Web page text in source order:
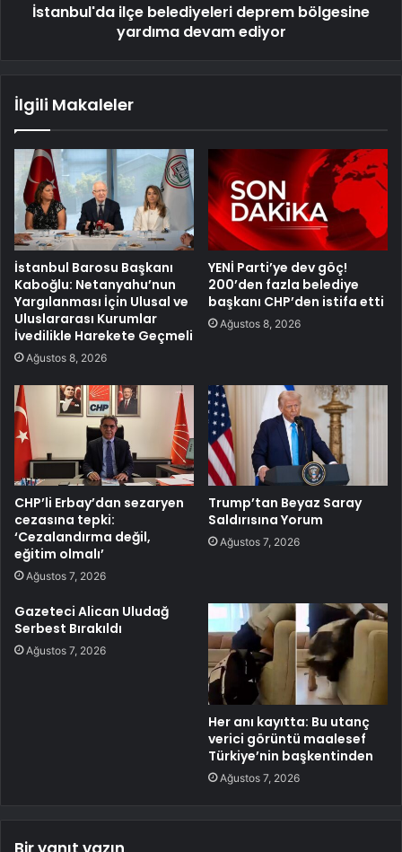
İstanbul'da ilçe belediyeleri deprem bölgesine
yardıma devam ediyor
İlgili Makaleler
İstanbul Barosu Başkanı
Kaboğlu: Netanyahu’nun
Yargılanması İçin Ulusal ve
Uluslararası Kurumlar
İvedilikle Harekete Geçmeli
Ağustos 8, 2026
YENİ Parti’ye dev göç!
200’den fazla belediye
başkanı CHP’den istifa etti
Ağustos 8, 2026
CHP’li Erbay’dan sezaryen
cezasına tepki:
‘Cezalandırma değil,
eğitim olmalı’
Ağustos 7, 2026
Trump’tan Beyaz Saray
Saldırısına Yorum
Ağustos 7, 2026
Gazeteci Alican Uludağ
Serbest Bırakıldı
Ağustos 7, 2026
Her anı kayıtta: Bu utanç
verici görüntü maalesef
Türkiye’nin başkentinden
Ağustos 7, 2026